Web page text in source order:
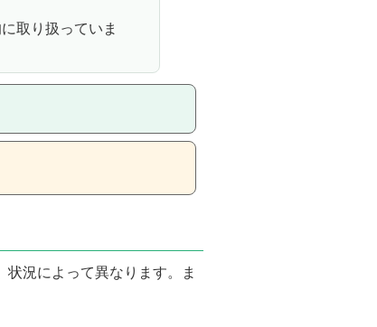
取り扱っていま
況によって異なります。ま